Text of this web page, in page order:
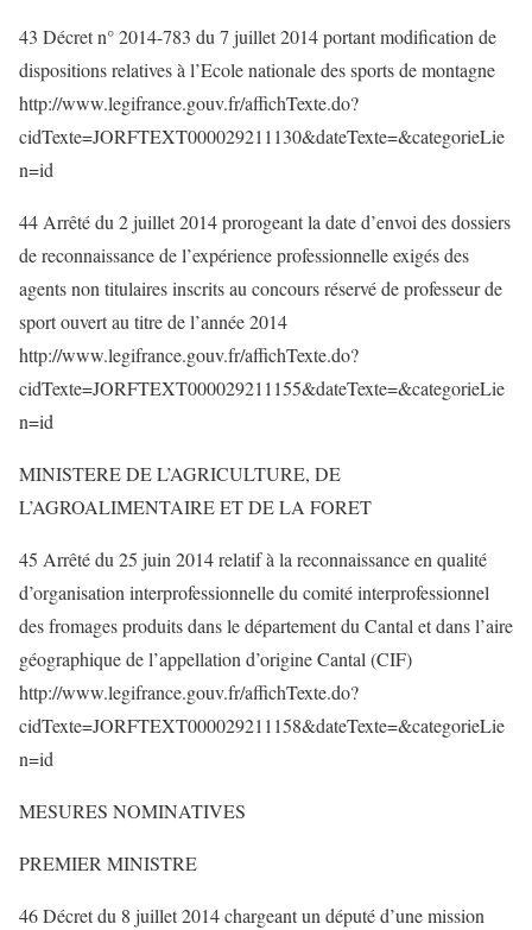
43 Décret n° 2014-783 du 7 juillet 2014 portant modification de
dispositions relatives à l’Ecole nationale des sports de montagne
http://www.legifrance.gouv.fr/affichTexte.do?
cidTexte=JORFTEXT000029211130&dateTexte=&categorieLie
n=id
44 Arrêté du 2 juillet 2014 prorogeant la date d’envoi des dossiers
de reconnaissance de l’expérience professionnelle exigés des
agents non titulaires inscrits au concours réservé de professeur de
sport ouvert au titre de l’année 2014
http://www.legifrance.gouv.fr/affichTexte.do?
cidTexte=JORFTEXT000029211155&dateTexte=&categorieLie
n=id
MINISTERE DE L’AGRICULTURE, DE
L’AGROALIMENTAIRE ET DE LA FORET
45 Arrêté du 25 juin 2014 relatif à la reconnaissance en qualité
d’organisation interprofessionnelle du comité interprofessionnel
des fromages produits dans le département du Cantal et dans l’aire
géographique de l’appellation d’origine Cantal (CIF)
http://www.legifrance.gouv.fr/affichTexte.do?
cidTexte=JORFTEXT000029211158&dateTexte=&categorieLie
n=id
MESURES NOMINATIVES
PREMIER MINISTRE
46 Décret du 8 juillet 2014 chargeant un député d’une mission